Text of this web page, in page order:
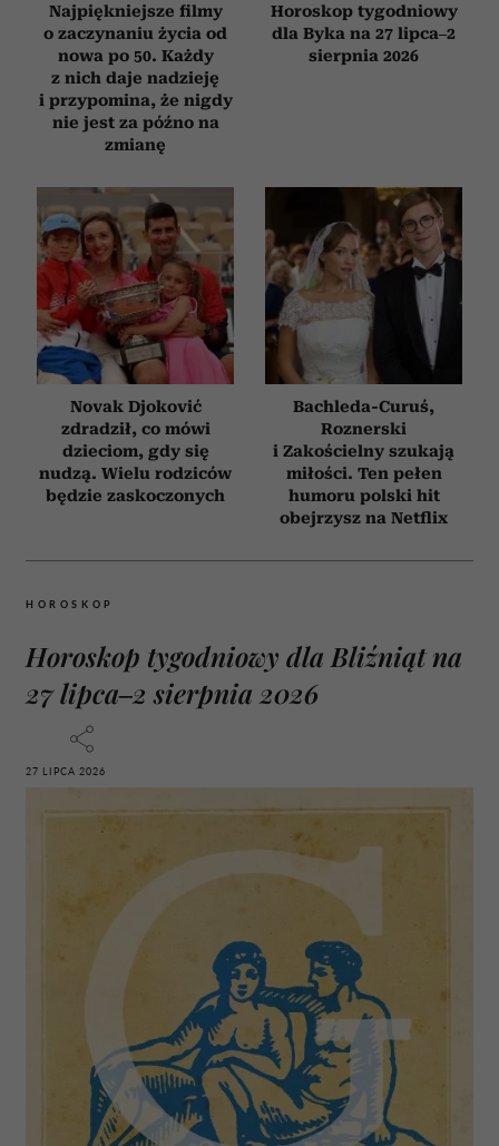
Najpiękniejsze filmy
o zaczynaniu życia od
nowa po 50. Każdy
z nich daje nadzieję
i przypomina, że nigdy
nie jest za późno na
zmianę
Horoskop tygodniowy
dla Byka na 27 lipca–2
sierpnia 2026
Novak Djoković
zdradził, co mówi
dzieciom, gdy się
nudzą. Wielu rodziców
będzie zaskoczonych
Bachleda-Curuś,
Roznerski
i Zakościelny szukają
miłości. Ten pełen
humoru polski hit
obejrzysz na Netflix
HOROSKOP
Horoskop tygodniowy dla Bliźniąt na
27 lipca–2 sierpnia 2026
27 LIPCA 2026